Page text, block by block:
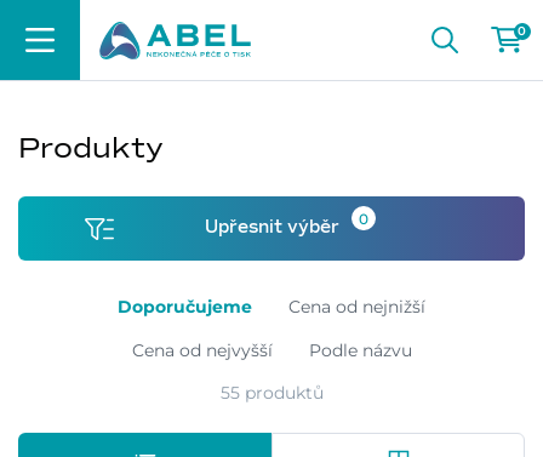
0
Produkty
Upřesnit výběr 0
Doporučujeme
Cena od nejnižší
Cena od nejvyšší
Podle názvu
55 produktů